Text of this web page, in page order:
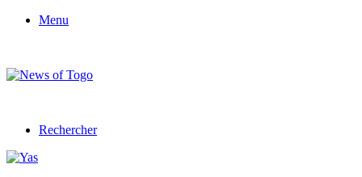
Menu
Rechercher